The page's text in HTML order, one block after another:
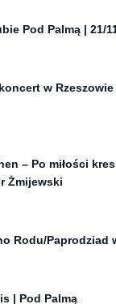
Pod Palmą | 21/
w
– Po miłości
Żmijewski
Rodu/Paprodziad
| Pod Palmą